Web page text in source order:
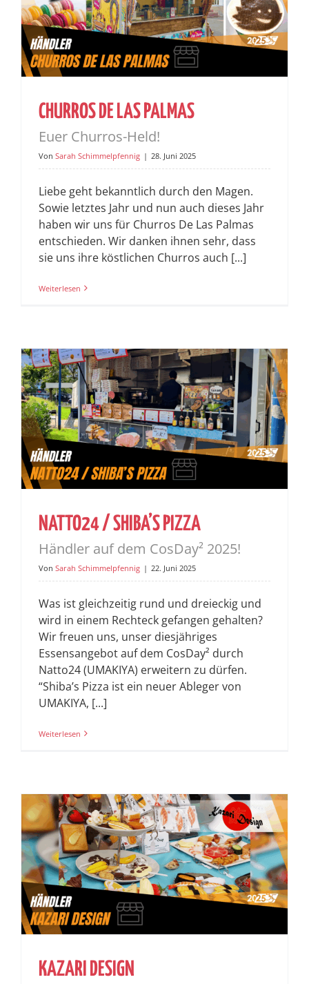
CHURROS DE LAS PALMAS
Euer Churros-Held!
Von Sarah Schimmelpfennig | 28. Juni 2025
Liebe geht bekanntlich durch den Magen.
Sowie letztes Jahr und nun auch dieses Jahr
haben wir uns für Churros De Las Palmas
entschieden. Wir danken ihnen sehr, dass
sie uns ihre köstlichen Churros auch [...]
Weiterlesen
NATTO24 / SHIBA’S PIZZA
Händler auf dem CosDay² 2025!
Von Sarah Schimmelpfennig | 22. Juni 2025
Was ist gleichzeitig rund und dreieckig und
wird in einem Rechteck gefangen gehalten?
Wir freuen uns, unser diesjähriges
Essensangebot auf dem CosDay² durch
Natto24 (UMAKIYA) erweitern zu dürfen.
“Shiba’s Pizza ist ein neuer Ableger von
UMAKIYA, [...]
Weiterlesen
KAZARI DESIGN